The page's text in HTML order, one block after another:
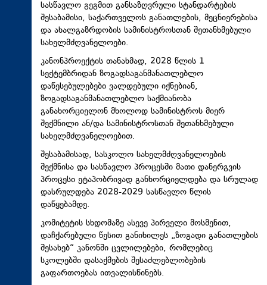
სასწავლო გეგმით განსაზღვრული სტანდარტების
შესაბამისი, საქართველოს განათლების, მეცნიერებისა
და ახალგაზრდობის სამინისტროსთან შეთანხმებული
სახელმძღვანელოები.
კანონპროექტის თანახმად, 2028 წლის 1
სექტემბრიდან ზოგადსაგანმანათლებლო
დაწესებულებები ვალდებული იქნებიან,
ზოგადსაგანმანათლებლო საქმიანობა
განახორციელონ მხოლოდ სამინისტროს მიერ
შექმნილი ან/და სამინისტროსთან შეთანხმებული
სახელმძღვანელოებით.
შესაბამისად, სასკოლო სახელმძღვანელოების
შექმნისა და სასწავლო პროცესში მათი დანერგვის
პროცესი ეტაპობრივად განხორციელდება და სრულად
დასრულდება 2028-2029 სასწავლო წლის
დაწყებამდე.
კომიტეტის სხდომაზე ასევე პირველი მოსმენით,
დაჩქარებული წესით განიხილეს „ზოგადი განათლების
შესახებ“ კანონში ცვლილებები, რომლებიც
სკოლებში დასაქმების შესაძლებლობების
გაფართოებას ითვალისწინებს.